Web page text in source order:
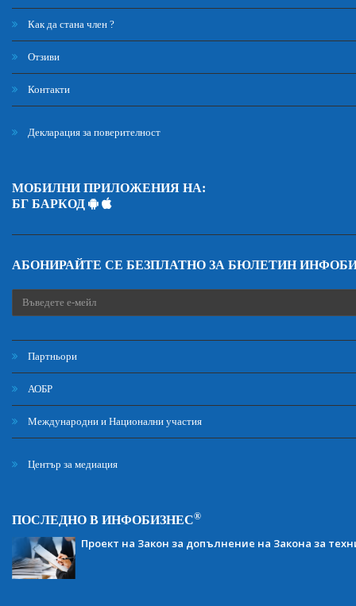
Как да стана член ?
Отзиви
Контакти
Декларация за поверителност
МОБИЛНИ ПРИЛОЖЕНИЯ НА:
БГ БАРКОД
АБОНИРАЙТЕ СЕ БЕЗПЛАТНО ЗА БЮЛЕТИН
Партньори
АОБР
Международни и Национални участия
Център за медиация
ПОСЛЕДНО В ИНФОБИЗНЕС®
Проект на Закон за допълнение на Закона за